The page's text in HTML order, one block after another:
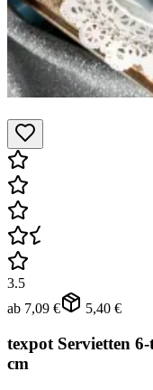
3.5
ab 7,09 € 5,40 €
texpot Servietten
cm